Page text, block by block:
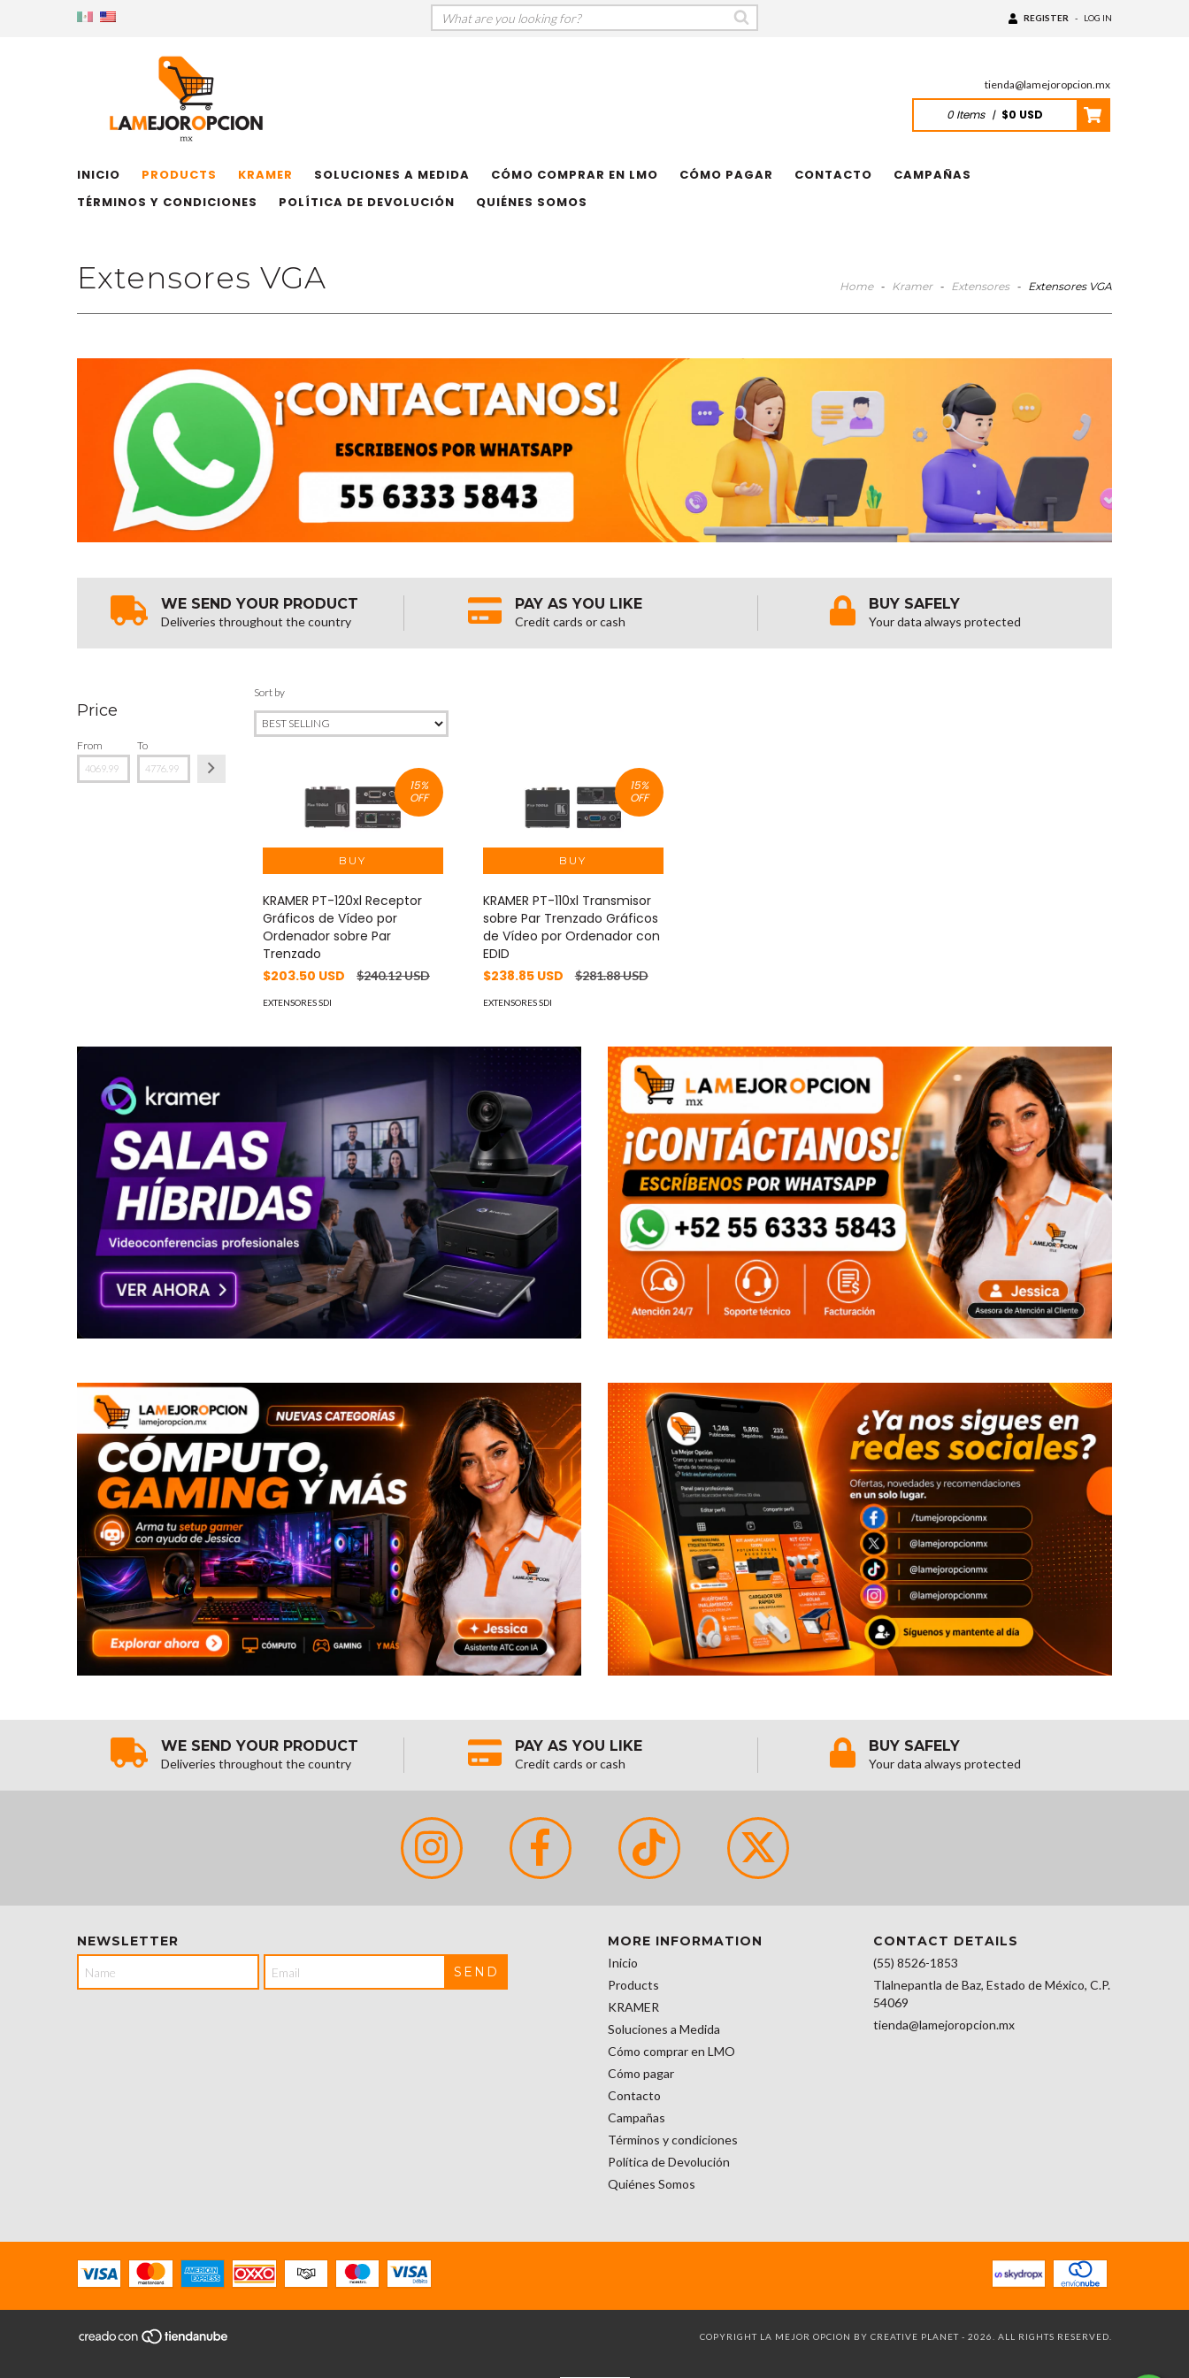
REGISTER - LOG IN
tienda@lamejoropcion.mx
0Items | $0 USD
INICIO PRODUCTS KRAMER SOLUCIONES A MEDIDA CÓMO COMPRAR EN LMO CÓMO PAGAR CONTACTO
CAMPAÑAS
TÉRMINOS Y CONDICIONES
POLÍTICA DE DEVOLUCIÓN QUIÉNES SOMOS
Extensores VGA Home - Kramer - Extensores - Extensores VGA
WE SEND YOUR PRODUCT
Deliveries throughout the country
PAY AS YOU LIKE
Credit cards or cash
BUY SAFELY
Your data always protected
Price
From To
Sort by
15%
OFF
KRAMER PT-120xl Receptor
Gráficos de Vídeo por
Ordenador sobre Par
Trenzado
$203.50 USD
$240.12 USD
EXTENSORES SDI
15%
OFF
KRAMER PT-110xl Transmisor
sobre Par Trenzado Gráficos
de Vídeo por Ordenador con
EDID
$238.85 USD
$281.88 USD
EXTENSORES SDI
WE SEND YOUR PRODUCT
Deliveries throughout the country
PAY AS YOU LIKE
Credit cards or cash
BUY SAFELY
Your data always protected
NEWSLETTER MORE INFORMATION
Inicio
Products
KRAMER
Soluciones a Medida
Cómo comprar en LMO
Cómo pagar
Contacto
Campañas
Términos y condiciones
Política de Devolución
Quiénes Somos
CONTACT DETAILS
(55) 8526-1853
Tlalnepantla de Baz, Estado de México, C.P.
54069
tienda@lamejoropcion.mx
COPYRIGHT LA MEJOR OPCION BY CREATIVE PLANET - 2026. ALL RIGHTS RESERVED.